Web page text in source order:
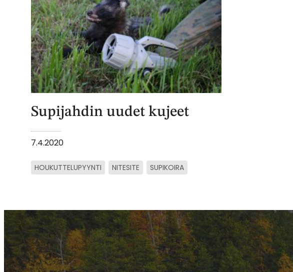
Supijahdin uudet kujeet
7.4.2020
HOUKUTTELUPYYNTI NITESITE SUPIKOIRA